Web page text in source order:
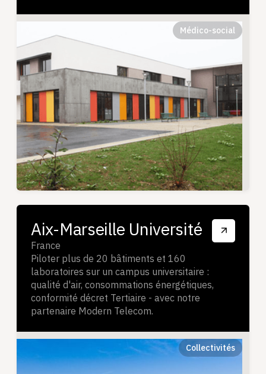
Médico-social
Aix-Marseille Université
France
Piloter plus de 20 bâtiments et 160
laboratoires sur un campus universitaire :
qualité d'air, consommations énergétiques,
conformité décret Tertiaire - avec notre
partenaire Modern Telecom.
Collectivités